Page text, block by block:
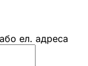
ел. адреса